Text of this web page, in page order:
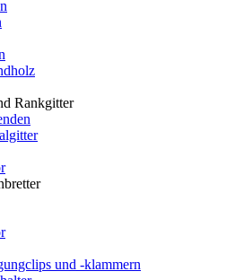
Rankgitter
und -klammern